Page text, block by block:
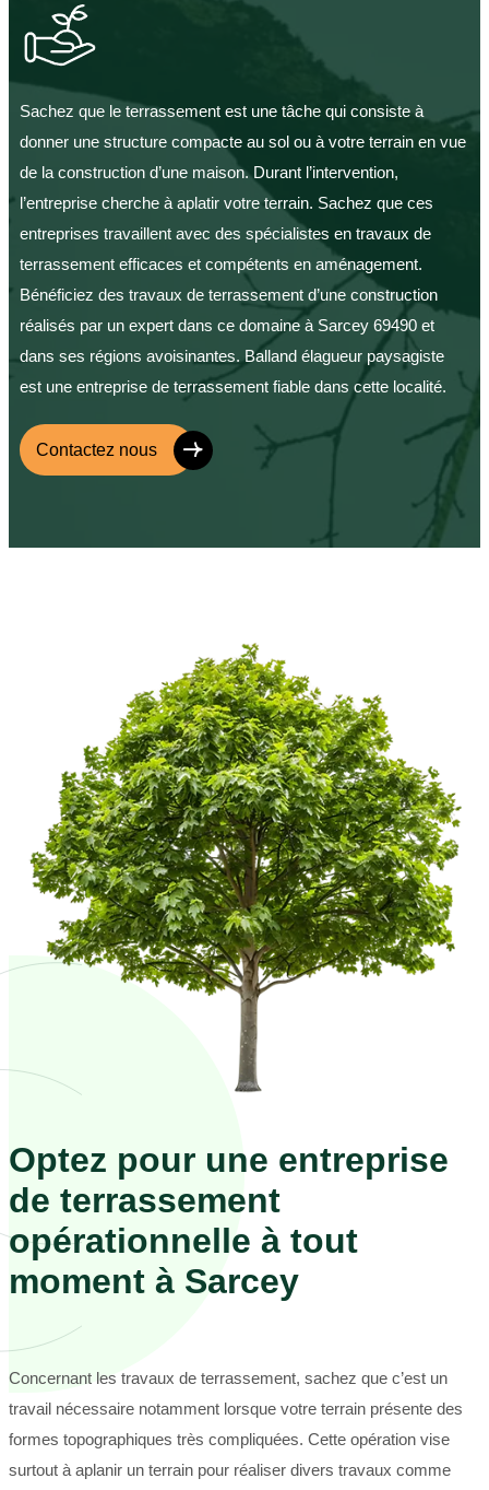
Sachez que le terrassement est une tâche qui consiste à
donner une structure compacte au sol ou à votre terrain en vue
de la construction d’une maison. Durant l’intervention,
l’entreprise cherche à aplatir votre terrain. Sachez que ces
entreprises travaillent avec des spécialistes en travaux de
terrassement efficaces et compétents en aménagement.
Bénéficiez des travaux de terrassement d’une construction
réalisés par un expert dans ce domaine à Sarcey 69490 et
dans ses régions avoisinantes. Balland élagueur paysagiste
est une entreprise de terrassement fiable dans cette localité.
Contactez nous
Optez pour une entreprise
de terrassement
opérationnelle à tout
moment à Sarcey
Concernant les travaux de terrassement, sachez que c’est un
travail nécessaire notamment lorsque votre terrain présente des
formes topographiques très compliquées. Cette opération vise
surtout à aplanir un terrain pour réaliser divers travaux comme